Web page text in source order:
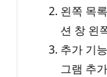
왼쪽 목
션 창 왼
추가 기
그램 추